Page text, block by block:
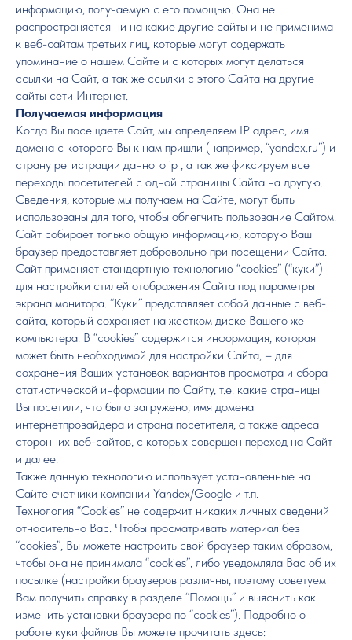
информацию, получаемую с его помощью. Она не
распространяется ни на какие другие сайты и не применима
к веб-сайтам третьих лиц, которые могут содержать
упоминание о нашем Сайте и с которых могут делаться
ссылки на Сайт, а так же ссылки с этого Сайта на другие
сайты сети Интернет.
Получаемая информация
Когда Вы посещаете Сайт, мы определяем IP адрес, имя
домена с которого Вы к нам пришли (например, “yandex.ru”) и
страну регистрации данного ip , а так же фиксируем все
переходы посетителей с одной страницы Сайта на другую.
Сведения, которые мы получаем на Сайте, могут быть
использованы для того, чтобы облегчить пользование Сайтом.
Сайт собирает только общую информацию, которую Ваш
браузер предоставляет добровольно при посещении Сайта.
Сайт применяет стандартную технологию “cookies” (“куки”)
для настройки стилей отображения Сайта под параметры
экрана монитора. “Куки” представляет собой данные с веб-
сайта, который сохраняет на жестком диске Вашего же
компьютера. В “cookies” содержится информация, которая
может быть необходимой для настройки Сайта, – для
сохранения Ваших установок вариантов просмотра и сбора
статистической информации по Сайту, т.е. какие страницы
Вы посетили, что было загружено, имя домена
интернетпровайдера и страна посетителя, а также адреса
сторонних веб-сайтов, с которых совершен переход на Сайт
и далее.
Также данную технологию использует установленные на
Сайте счетчики компании Yandex/Google и т.п.
Технология “Cookies” не содержит никаких личных сведений
относительно Вас. Чтобы просматривать материал без
“cookies”, Вы можете настроить свой браузер таким образом,
чтобы она не принимала “cookies”, либо уведомляла Вас об их
посылке (настройки браузеров различны, поэтому советуем
Вам получить справку в разделе “Помощь” и выяснить как
изменить установки браузера по “cookies”). Подробно о
работе куки файлов Вы можете прочитать здесь: